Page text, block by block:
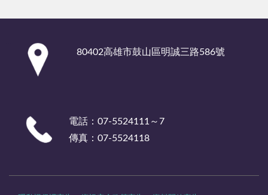
80402高雄市鼓山區明誠三路586號
電話：07-5524111～7
傳真：07-5524118